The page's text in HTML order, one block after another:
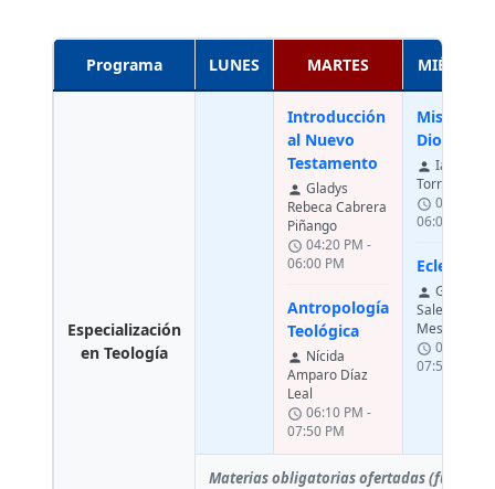
Programa LUNES MARTES
Especialización
en Teología
Introducción
al Nuevo
Testamento
person Gladys
Rebeca Cabrera
Piñango
schedule 04:20 PM -
06:00 PM
Antropología
Teológica
person Nícida
Amparo Díaz
Leal
schedule 06:10 PM -
07:50 PM
Misterio
Dios
person Ian
Torres Parra
schedule 04:20
06:00 PM
person Gáspere
Salerno
Messina
schedule 06:10
07:50 PM
Materias obligatorias ofertadas (fuera